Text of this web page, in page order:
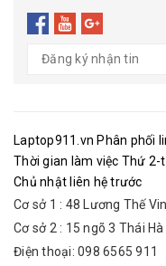
Laptop911.vn Phân phối
Thời gian làm việc Thứ 2-
Chủ nhật liên hệ trước
Cơ sở 1 : 48 Lương Thế
Cơ sở 2 : 15 ngõ 3 Thái Hà
Điện thoại: 098 6565 911